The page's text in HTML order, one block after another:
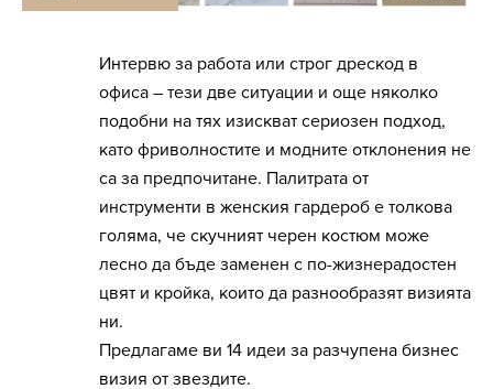
Интервю за работа или строг дрескод в
офиса – тези две ситуации и още няколко
подобни на тях изискват сериозен подход,
като фриволностите и модните отклонения не
са за предпочитане. Палитрата от
инструменти в женския гардероб е толкова
голяма, че скучният черен костюм може
лесно да бъде заменен с по-жизнерадостен
цвят и кройка, които да разнообразят визията
ни.
Предлагаме ви 14 идеи за разчупена бизнес
визия от звездите.